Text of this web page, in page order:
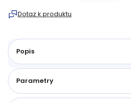
Dotaz k produktu
Popis
Parametry